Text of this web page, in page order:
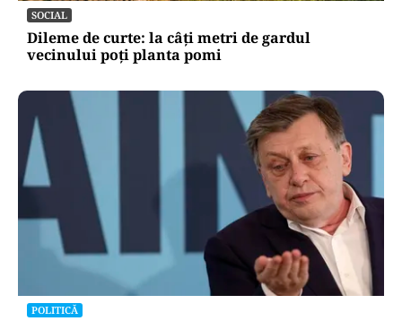
SOCIAL
Dileme de curte: la câți metri de gardul
vecinului poți planta pomi
POLITICĂ